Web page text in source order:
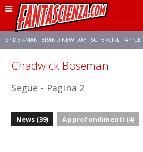
SPIDER-MAN: BRAND NEW DAY SUPERGIRL APPLE
Chadwick Boseman
Segue - Pagina 2
News (39) Approfondimenti (4)